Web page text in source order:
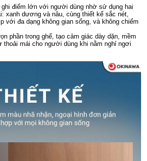
ghi điểm lớn với người dùng nhờ sử dụng hai
xanh dương và nâu, cùng thiết kế sắc nét,
với đa dạng không gian sống, và không chiếm
phần trong ghế, tạo cảm giác dày dặn, mềm
thoải mái cho người dùng khi nằm nghỉ ngơi